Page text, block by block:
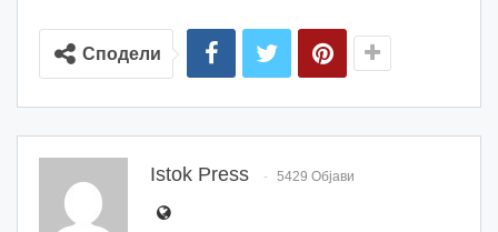
Сподели
Istok Press 5429 Објави